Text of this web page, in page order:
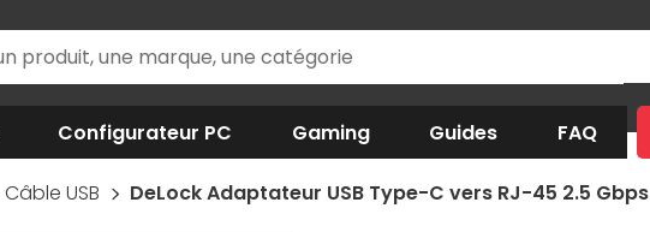
Configurateur PC Gaming Guides FAQ
Câble USB DeLock Adaptateur USB Type-C vers RJ-45 2.5 Gbps